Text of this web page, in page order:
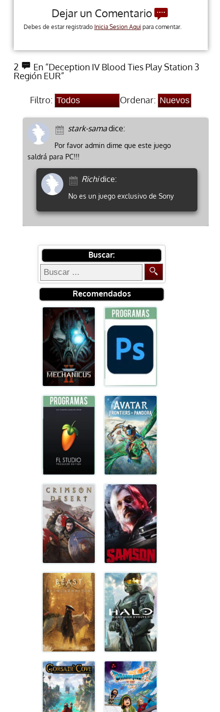
Dejar un Comentario
Debes de estar registrado Inicia Sesion Aqui para comentar.
2
En “Deception IV Blood Ties Play Station 3
Región EUR”
Filtro: Ordenar:
stark-samadice:
Por favor admin dime que este juego
saldrá para PC!!!
Richidice:
No es un juego exclusivo de Sony
Buscar:
Recomendados